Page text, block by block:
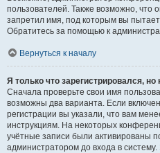
пользователей. Также возможно, что
запретил имя, под которым вы
Обратитесь за помощью к
Вернуться к началу
Я только что зарегистрировался, но
Сначала проверьте свои имя
возможны два варианта. Если
регистрации вы указали, что вам
инструкциям. На некоторых
учётные записи были активированы
администратором до входа в